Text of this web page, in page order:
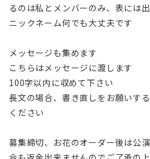
るのは私とメンバーのみ、表には
ニックネーム何でも大丈夫です
メッセージも集めます
こちらはメッセージに渡します
100字以内に収めて下さい
長文の場合、書き直しをお願いす
ください
募集締切、お花のオーダー後は公